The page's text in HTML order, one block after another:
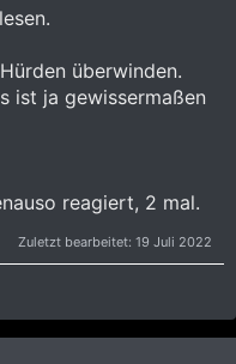
überwinden.
ist ja gewissermaßen
reagiert, 2 mal.
Zuletzt bearbeitet: 19 Juli 2022